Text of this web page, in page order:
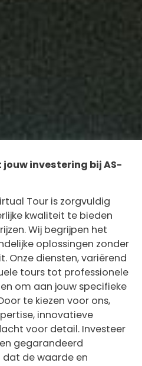
investering bij AS-
Tour is zorgvuldig
kwaliteit te bieden
Wij begrijpen het
oplossingen zonder
Onze diensten, variërend
tours tot professionele
om aan jouw specifieke
te kiezen voor ons,
innovatieve
voor detail. Investeer
gegarandeerd
de waarde en